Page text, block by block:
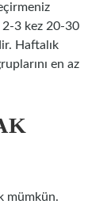
2-3 kez 20-30
Haftalık
en az
mümkün.